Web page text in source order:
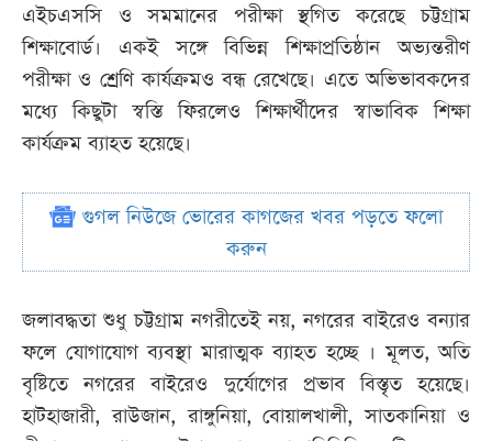
এইচএসসি ও সমমানের পরীক্ষা স্থগিত করেছে চট্টগ্রাম
শিক্ষাবোর্ড। একই সঙ্গে বিভিন্ন শিক্ষাপ্রতিষ্ঠান অভ্যন্তরীণ
পরীক্ষা ও শ্রেণি কার্যক্রমও বন্ধ রেখেছে। এতে অভিভাবকদের
মধ্যে কিছুটা স্বস্তি ফিরলেও শিক্ষার্থীদের স্বাভাবিক শিক্ষা
কার্যক্রম ব্যাহত হয়েছে।
গুগল নিউজে ভোরের কাগজের খবর পড়তে ফলো
করুন
জলাবদ্ধতা শুধু চট্টগ্রাম নগরীতেই নয়, নগরের বাইরেও বন্যার
ফলে যোগাযোগ ব্যবস্থা মারাত্মক ব্যাহত হচ্ছে । মূলত, অতি
বৃষ্টিতে নগরের বাইরেও দুর্যোগের প্রভাব বিস্তৃত হয়েছে।
হাটহাজারী, রাউজান, রাঙ্গুনিয়া, বোয়ালখালী, সাতকানিয়া ও